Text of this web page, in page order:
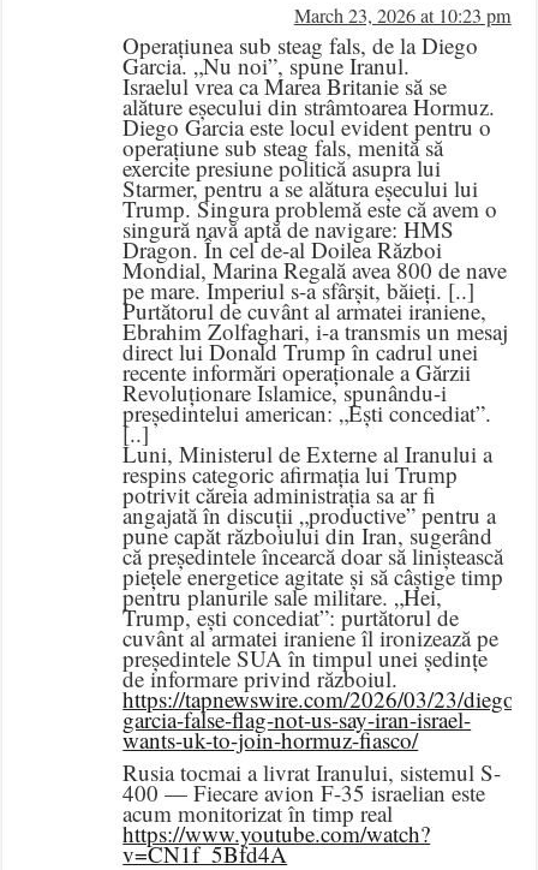
March 23, 2026 at 10:23 pm
Operațiunea sub steag fals, de la Diego
Garcia. „Nu noi”, spune Iranul.
Israelul vrea ca Marea Britanie să se
alăture eșecului din strâmtoarea Hormuz.
Diego Garcia este locul evident pentru o
operațiune sub steag fals, menită să
exercite presiune politică asupra lui
Starmer, pentru a se alătura eșecului lui
Trump. Singura problemă este că avem o
singură navă aptă de navigare: HMS
Dragon. În cel de-al Doilea Război
Mondial, Marina Regală avea 800 de nave
pe mare. Imperiul s-a sfârșit, băieți. [..]
Purtătorul de cuvânt al armatei iraniene,
Ebrahim Zolfaghari, i-a transmis un mesaj
direct lui Donald Trump în cadrul unei
recente informări operaționale a Gărzii
Revoluționare Islamice, spunându-i
președintelui american: „Ești concediat”.
[..]
Luni, Ministerul de Externe al Iranului a
respins categoric afirmația lui Trump
potrivit căreia administrația sa ar fi
angajată în discuții „productive” pentru a
pune capăt războiului din Iran, sugerând
că președintele încearcă doar să liniștească
piețele energetice agitate și să câștige timp
pentru planurile sale militare. „Hei,
Trump, ești concediat”: purtătorul de
cuvânt al armatei iraniene îl ironizează pe
președintele SUA în timpul unei ședințe
de informare privind războiul.
https://tapnewswire.com/2026/03/23/diego-
garcia-false-flag-not-us-say-iran-israel-
wants-uk-to-join-hormuz-fiasco/
Rusia tocmai a livrat Iranului, sistemul S-
400 — Fiecare avion F-35 israelian este
acum monitorizat în timp real
https://www.youtube.com/watch?
v=CN1f_5Bfd4A